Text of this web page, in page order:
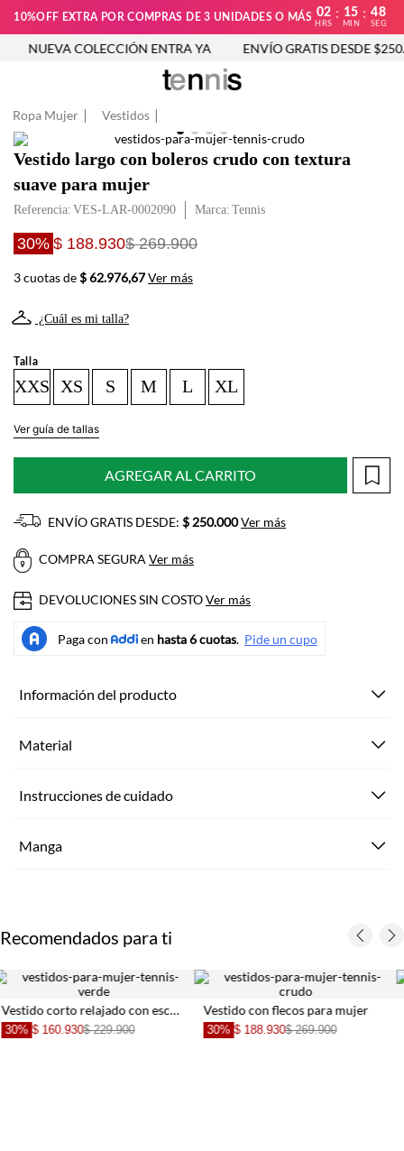
10%OFF EXTRA POR COMPRAS DE 3 UNIDADES O MÁS 02
HRS
: 15
MIN
: 48
SEG
NUEVA COLECCIÓN ENTRA YA ENVÍO GRATIS DESDE
Ropa Mujer Vestidos
Vestido largo con boleros crudo con textura
suave para mujer
Referencia: VES-LAR-0002090 Tennis
30% $ 188.930$ 269.900
3 cuotas de$ 62.976,67Ver más
¿Cuál es mi talla?
Talla
XXS XS S M L XL
Ver guía de tallas
AGREGAR AL CARRITO
ENVÍO GRATIS DESDE: $ 250.000Ver más
COMPRA SEGURA Ver más
DEVOLUCIONES SIN COSTOVer más
Información del producto
Material
Instrucciones de cuidado
Manga
Recomendados para ti
flecos para mujer
$ 269.900
Vestido largo traslúcido animal print para mujer
$ 132.930$ 189.900
30%